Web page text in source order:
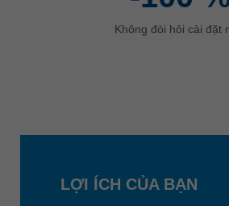
Không đòi hỏi cài đặt
LỢI ÍCH CỦA BẠN